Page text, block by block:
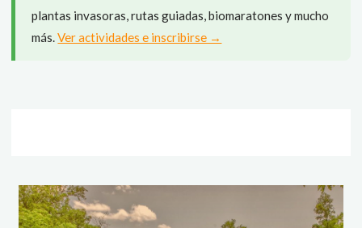
plantas invasoras, rutas guiadas, biomaratones y mucho
más.Ver actividades e inscribirse →